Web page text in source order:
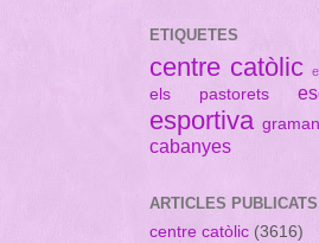
ETIQUETES
centre catòlic
els pastorets
esportiva
cabanyes
ARTICLES PUBLICATS
centre catòlic (3616)